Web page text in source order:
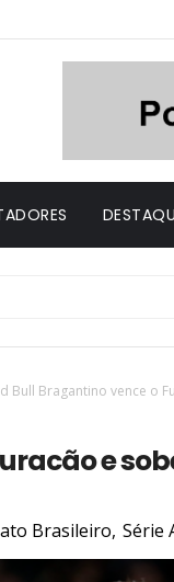
Bull Bragantino vence o
e
Brasileiro, Série